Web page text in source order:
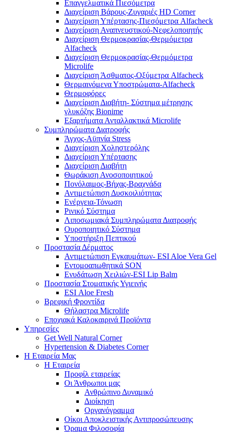
Επαγγελματικά Πιεσόμετρα
Διαχείριση Βάρους-Ζυγαριές HD Corner
Διαχείριση Υπέρτασης-Πιεσόμετρα Alfacheck
Διαχείριση Αναπνευστικού-Νεφελοποιητής
Διαχείριση Θερμοκρασίας-Θερμόμετρα
Alfacheck
Διαχείριση Θερμοκρασίας-Θερμόμετρα
Microlife
Διαχείριση Άσθματος-Οξύμετρα Alfacheck
Θερμαινόμενα Υποστρώματα-Alfacheck
Θερμοφόρες
Διαχείριση Διαβήτη- Σύστημα μέτρησης
γλυκόζης Bionime
Εξαρτήματα Ανταλλακτικά Microlife
Συμπληρώματα Διατροφής
Άγχος-Αϋπνία Stress
Διαχείριση Χοληστερόλης
Διαχείριση Υπέρτασης
Διαχείριση Διαβήτη
Θωράκιση Ανοσοποιητικού
Πονόλαιμος-Βήχας-Βραχνάδα
Αντιμετώπιση Δυσκοιλιότητας
Eνέργεια-Τόνωση
Ρινικό Σύστημα
Λιποσωμιακά Συμπληρώματα Διατροφής
Ουροποιητικό Σύστημα
Υποστήριξη Πεπτικού
Προστασία Δέρματος
Αντιμετώπιση Εγκαυμάτων- ESI Aloe Vera Gel
Εντομοαπωθητικά SON
Ενυδάτωση Χειλιών-ESI Lip Balm
Προστασία Στοματικής Υγιεινής
ESI Αloe Fresh
Βρεφική Φροντίδα
Θήλαστρα Microlife
Εποχιακά Καλοκαιρινά Προϊόντα
Υπηρεσίες
Get Well Natural Corner
Hypertension & Diabetes Corner
Η Εταιρεία Μας
Η Εταιρεία
Προφίλ εταιρείας
Οι Άνθρωποι μας
Ανθρώπινο Δυναμικό
Διοίκηση
Οργανόγραμμα
Οίκοι Αποκλειστικής Αντιπροσώπευσης
Όραμα Φιλοσοφία